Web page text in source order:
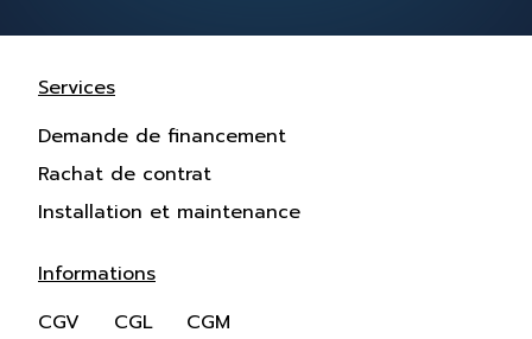
Services
Demande de financement
Rachat de contrat
Installation et maintenance
Informations
CGV
CGL
CGM